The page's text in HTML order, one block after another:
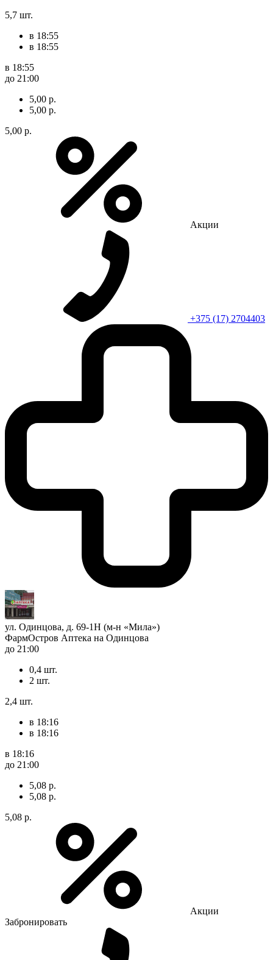
5,7 шт.
в 18:55
в 18:55
в 18:55
до 21:00
5,00 р.
5,00 р.
5,00 р.
Акции
+375 (17) 2704403
ул. Одинцова, д. 69-1Н (м-н «Мила»)
ФармОстров Аптека на Одинцова
до 21:00
0,4 шт.
2 шт.
2,4 шт.
в 18:16
в 18:16
в 18:16
до 21:00
5,08 р.
5,08 р.
5,08 р.
Акции
Забронировать